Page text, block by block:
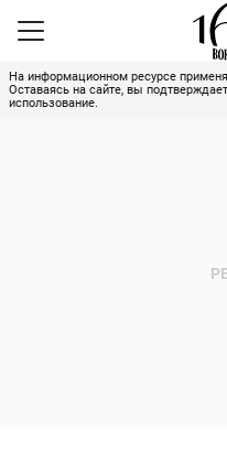
На информационном ресурсе
Оставаясь на сайте, вы
использование.